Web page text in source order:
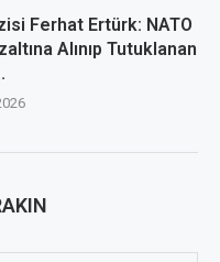
Ferhat Ertürk: NATO
Alınıp Tutuklanan